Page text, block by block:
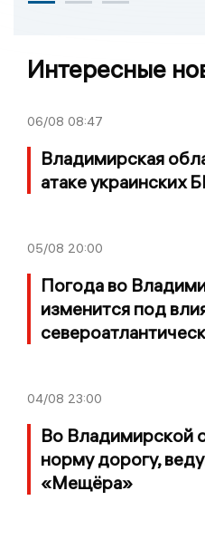
Интересные
06/08 08:47
Владимирская
атаке украинских
05/08 20:00
Погода во
изменится под
04/08 23:00
Во Владимирской
норму дорогу,
«Мещёра»